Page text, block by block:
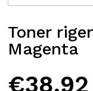
Toner
Magenta
€38,92